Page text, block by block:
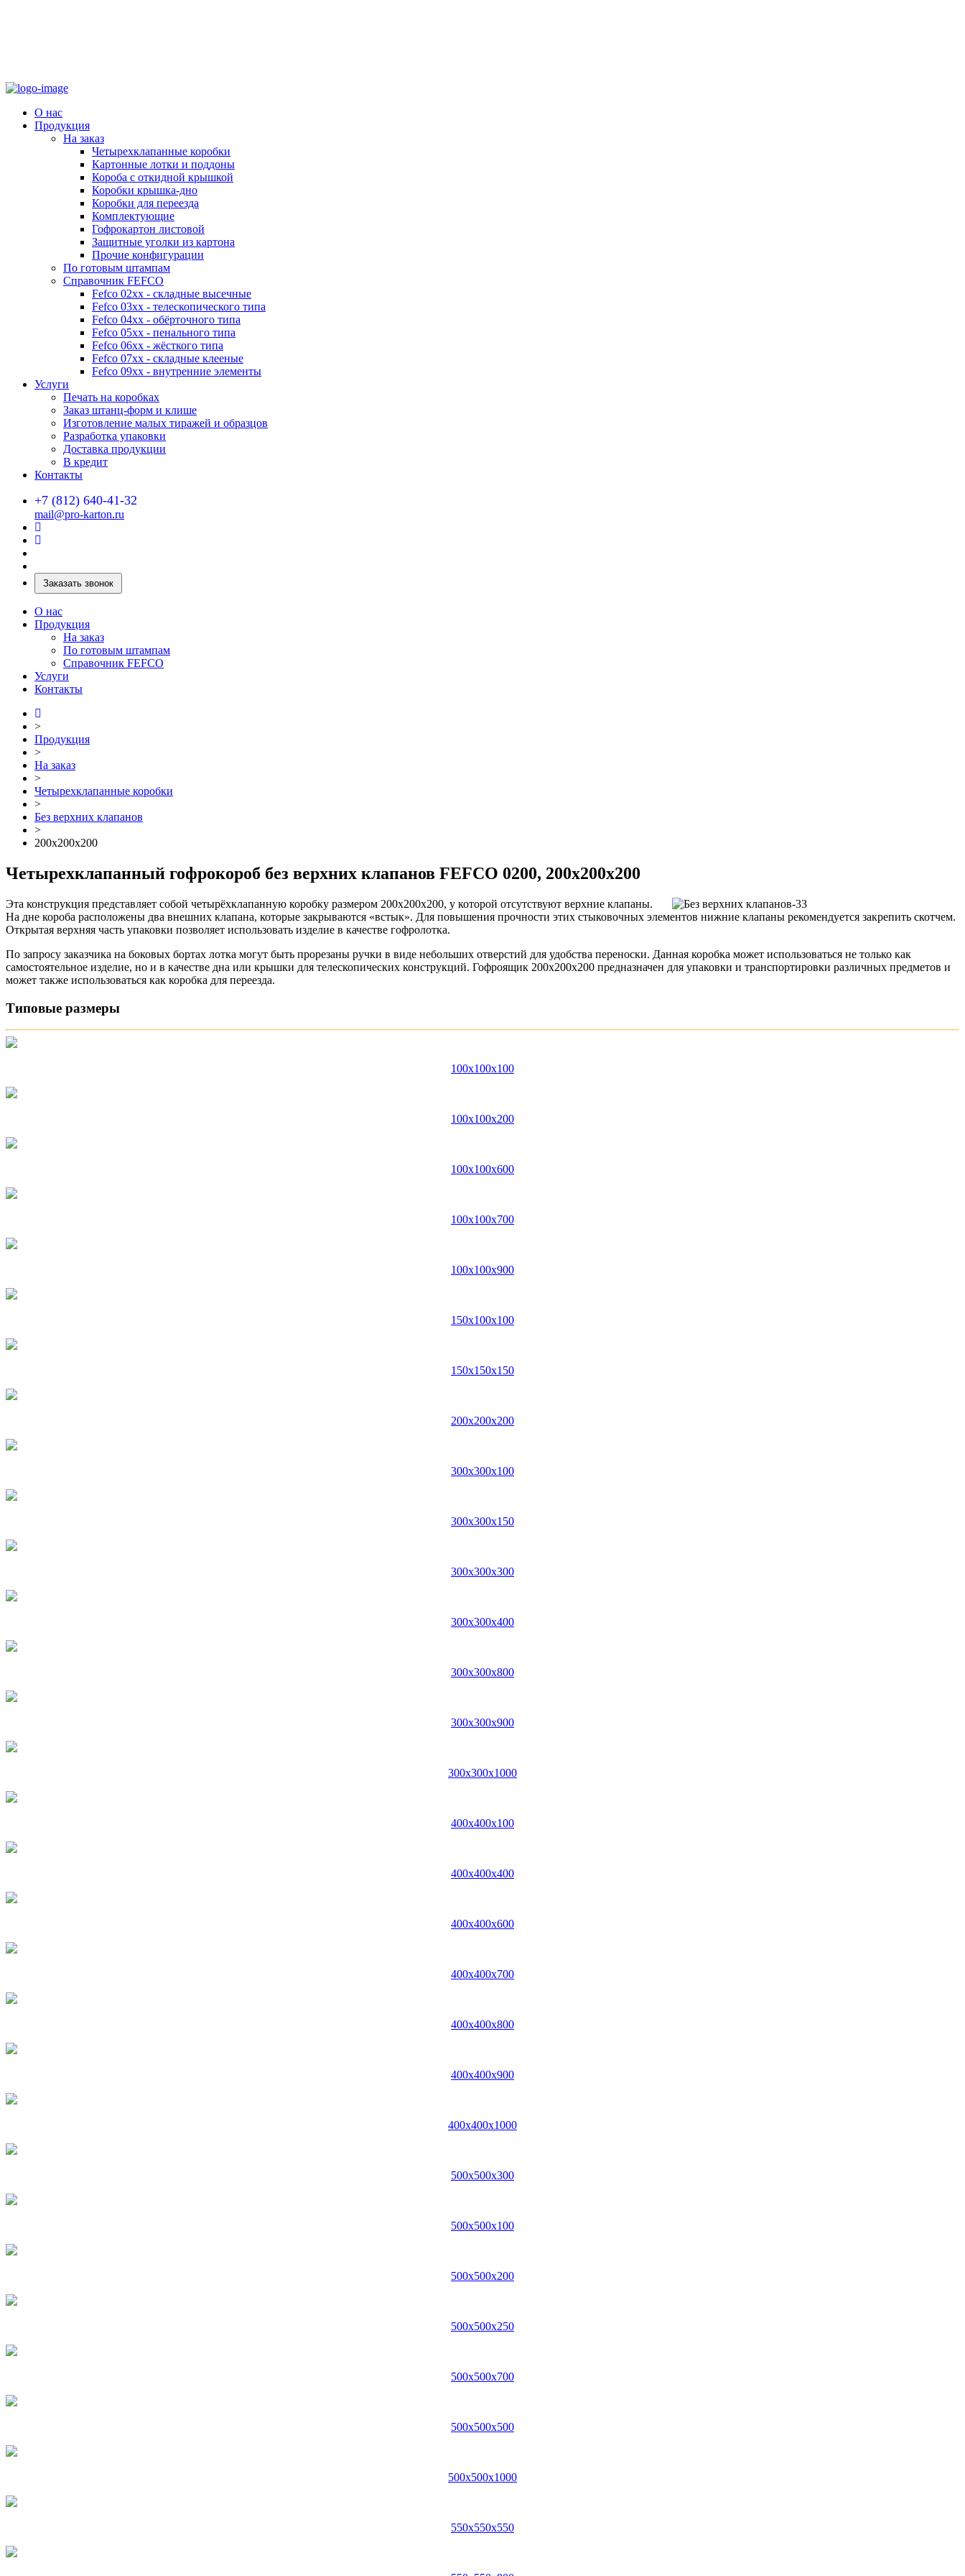
О нас
Продукция
На заказ
Четырехклапанные коробки
Картонные лотки и поддоны
Короба с откидной крышкой
Коробки крышка-дно
Коробки для переезда
Комплектующие
Гофрокартон листовой
Защитные уголки из картона
Прочие конфигурации
По готовым штампам
Справочник FEFCO
Fefco 02xx - складные высечные
Fefco 03xx - телескопического типа
Fefco 04xx - обёрточного типа
Fefco 05xx - пенального типа
Fefco 06xx - жёсткого типа
Fefco 07xx - складные клееные
Fefco 09xx - внутренние элементы
Услуги
Печать на коробках
Заказ штанц-форм и клише
Изготовление малых тиражей и образцов
Разработка упаковки
Доставка продукции
В кредит
Контакты
+7 (812) 640-41-32
mail@pro-karton.ru
Заказать звонок
О нас
Продукция
На заказ
По готовым штампам
Справочник FEFCO
Услуги
Контакты
>
Продукция
>
На заказ
>
Четырехклапанные коробки
>
Без верхних клапанов
>
200x200x200
Четырехклапанный гофрокороб без верхних клапанов FEFCO 0200, 200x200x200
Эта конструкция представляет собой четырёхклапанную коробку размером 200х200х200, у которой отсутствуют верхние клапаны.
На дне короба расположены два внешних клапана, которые закрываются «встык». Для повышения прочности этих стыковочных элементов нижние клапаны рекомендуется закрепить скотчем.
Открытая верхняя часть упаковки позволяет использовать изделие в качестве гофролотка.
По запросу заказчика на боковых бортах лотка могут быть прорезаны ручки в виде небольших отверстий для удобства переноски. Данная коробка может использоваться не только как
самостоятельное изделие, но и в качестве дна или крышки для телескопических конструкций. Гофроящик 200х200х200 предназначен для упаковки и транспортировки различных предметов и
может также использоваться как коробка для переезда.
Типовые размеры
100x100x100
100x100x200
100x100x600
100x100x700
100x100x900
150x100x100
150x150x150
200x200x200
300x300x100
300x300x150
300x300x300
300x300x400
300x300x800
300x300x900
300x300x1000
400x400x100
400x400x400
400x400x600
400x400x700
400x400x800
400x400x900
400x400x1000
500x500x300
500x500x100
500x500x200
500x500x250
500x500x700
500x500x500
500x500x1000
550x550x550